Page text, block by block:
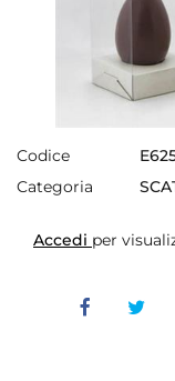
Codice
Categoria
Accedi per